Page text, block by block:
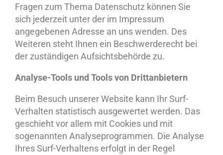
Fragen zum Thema Datenschutz können Sie
sich jederzeit unter der im Impressum
angegebenen Adresse an uns wenden. Des
Weiteren steht Ihnen ein Beschwerderecht bei
der zuständigen Aufsichtsbehörde zu.
Analyse-Tools und Tools von Drittanbietern
Beim Besuch unserer Website kann Ihr Surf-
Verhalten statistisch ausgewertet werden. Das
geschieht vor allem mit Cookies und mit
sogenannten Analyseprogrammen. Die Analyse
Ihres Surf-Verhaltens erfolgt in der Regel